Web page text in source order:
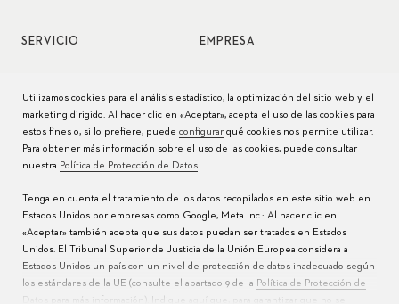
SERVICIO
Cuidado del reloj
Manuales
Preguntas frecuentes
Centros de servicio
EMPRESA
Prensa
Utilizamos cookies para el análisis estadístico, la optimización del sitio web y el
marketing dirigido. Al hacer clic en «Aceptar», acepta el uso de las cookies para
estos fines o, si lo prefiere, puede configurarqué cookies nos permite utilizar.
Para obtener más información sobre el uso de las cookies, puede consultar
nuestra Política de Protección de Datos.
Tenga en cuenta el tratamiento de los datos recopilados en este sitio web en
Estados Unidos por empresas como Google, Meta Inc.: Al hacer clic en
«Aceptar» también acepta que sus datos puedan ser tratados en Estados
Unidos. El Tribunal Superior de Justicia de la Unión Europea considera a
Estados Unidos un país con un nivel de protección de datos inadecuado según
los estándares de la UE (consulte el apartado 9 de la Política de Protección de
para más información). Indique